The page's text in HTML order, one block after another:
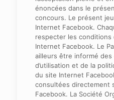
énoncées dans le
concours. Le présent
Internet Facebook.
respecter les conditions
Internet Facebook. Le
ailleurs être informé
d’utilisation et de la
du site Internet
consultées directement
Facebook. La Société